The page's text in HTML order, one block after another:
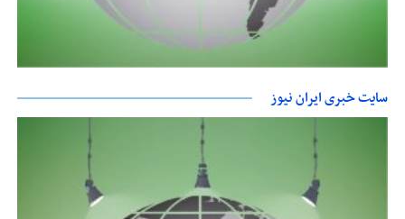
سایت خبری ایران نیوز